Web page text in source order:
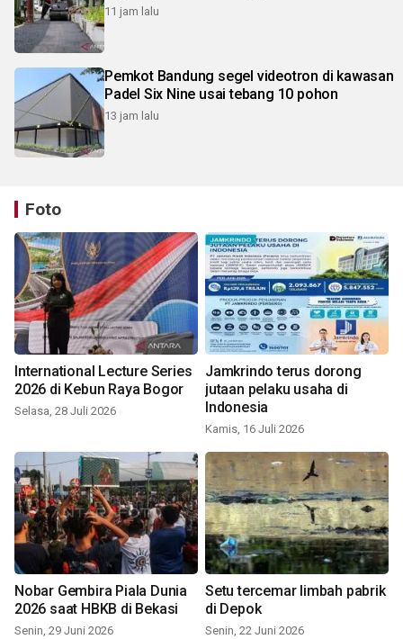
11 jam lalu
Pemkot Bandung segel videotron di kawasan
Padel Six Nine usai tebang 10 pohon
13 jam lalu
Foto
International Lecture Series
2026 di Kebun Raya Bogor
Selasa, 28 Juli 2026
Jamkrindo terus dorong
jutaan pelaku usaha di
Indonesia
Kamis, 16 Juli 2026
Nobar Gembira Piala Dunia
2026 saat HBKB di Bekasi
Senin, 29 Juni 2026
Setu tercemar limbah pabrik
di Depok
Senin, 22 Juni 2026